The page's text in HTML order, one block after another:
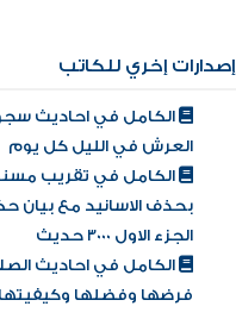
إصدارات إخري للكاتب
الكامل في احاديث
العرش في الليل كل يوم
الكامل في تقريب
بحذف الاسانيد مع
الجزء الاول 3000 حديث
الكامل في احاديث
فرضها وفضلها وكيفيتها